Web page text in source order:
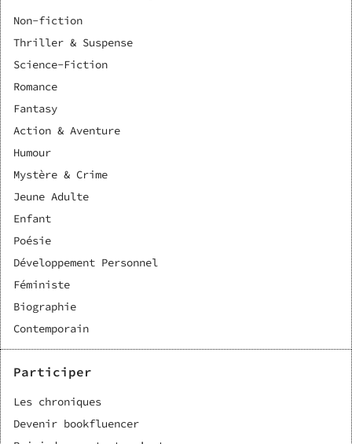
Non-fiction
Thriller & Suspense
Science-Fiction
Romance
Fantasy
Action & Aventure
Humour
Mystère & Crime
Jeune Adulte
Enfant
Poésie
Développement Personnel
Féministe
Biographie
Contemporain
Participer
Les chroniques
Devenir bookfluencer